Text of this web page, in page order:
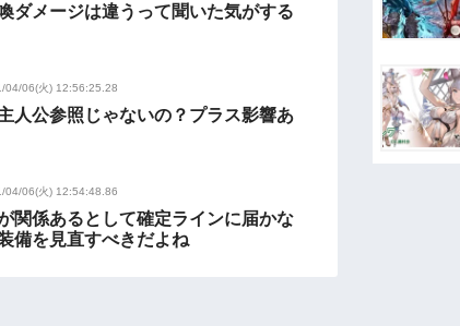
ダメージは違うって聞いた気がする
04/06(火) 12:56:25.28
人公参照じゃないの？プラス影響あ
04/06(火) 12:54:48.86
関係あるとして確定ラインに届かな
備を見直すべきだよね